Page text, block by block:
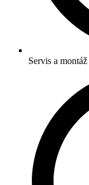
Servis a montáž